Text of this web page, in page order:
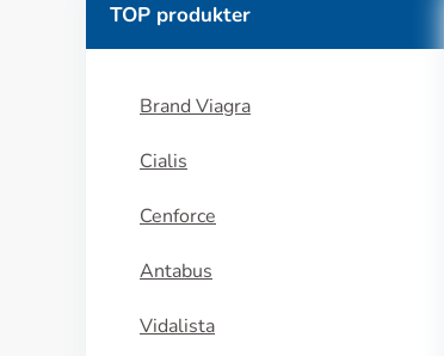
TOP produkter
Brand Viagra
Cialis
Cenforce
Antabus
Vidalista